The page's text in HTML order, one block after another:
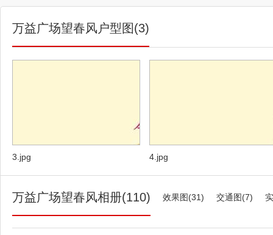
户型图
万益广场望春风户型图(3)
3.jpg 4.jpg
万益广场望春风相册(110) 效果图(31) 交通图(7)